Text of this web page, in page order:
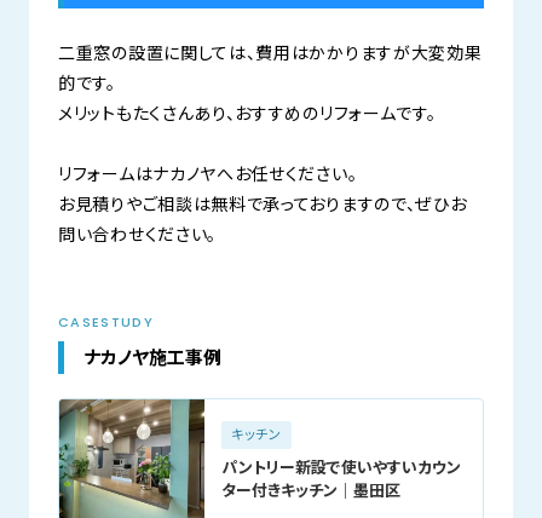
二重窓の設置に関しては、費用はかかりますが大変効果
的です。
メリットもたくさんあり、おすすめのリフォームです。
リフォームはナカノヤへお任せください。
お見積りやご相談は無料で承っておりますので、ぜひお
問い合わせください。
CASESTUDY
ナカノヤ施工事例
キッチン
パントリー新設で使いやすいカウン
ター付きキッチン｜墨田区